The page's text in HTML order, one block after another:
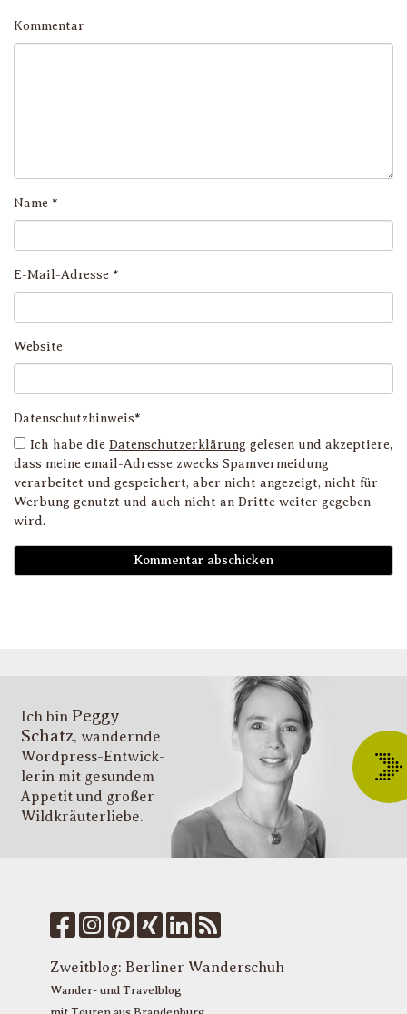
Kommentar
Name *
E-Mail-Adresse *
Website
Datenschutzhinweis*
Ich habe die Datenschutzerklärung gelesen und akzeptiere,
dass meine email-Adresse zwecks Spamvermeidung
verarbeitet und gespeichert, aber nicht angezeigt, nicht für
Werbung genutzt und auch nicht an Dritte weiter gegeben
wird.
Ich bin Peggy
Schatz, wandernde
Wordpress-Entwick­
lerin mit gesundem
Appetit und großer
Wildkräuter­liebe.
Zweitblog: Berliner Wanderschuh
Wander- und Travelblog